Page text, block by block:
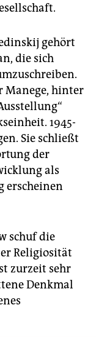
gehört
die sich
Manege, hinter
1945-
Sie schließt
der
als
erscheinen
schuf die
Religiosität
zurzeit sehr
Denkmal